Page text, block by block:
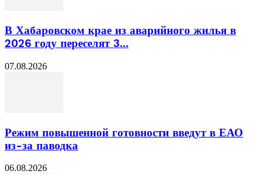
В Хабаровском крае из аварийного жилья в
2026 году переселят 3...
07.08.2026
Режим повышенной готовности введут в ЕАО
из-за паводка
06.08.2026